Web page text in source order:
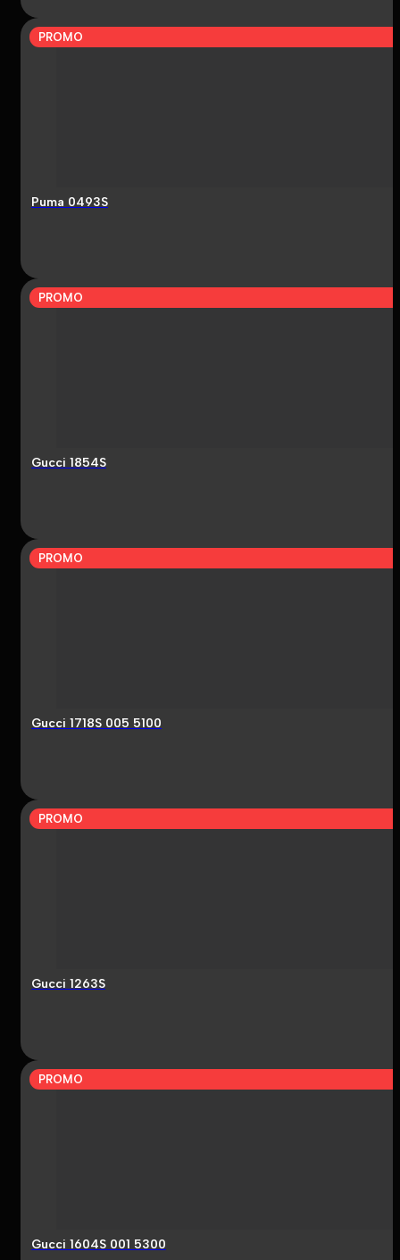
PROMO
Puma 0493S
PROMO
Gucci 1854S
PROMO
Gucci 1718S 005 5100
PROMO
Gucci 1263S
PROMO
Gucci 1604S 001 5300